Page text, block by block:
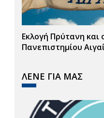
Εκλογή Πρύτανη
Πανεπιστημίου
ΛΕΝΕ ΓΙΑ ΜΑΣ